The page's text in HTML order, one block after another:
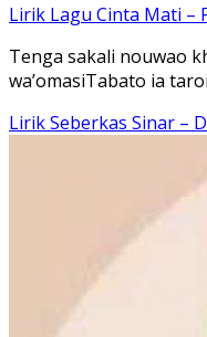
Ena’o natola
khomoUohe ia ube
Lirik Lagu FAFOFA